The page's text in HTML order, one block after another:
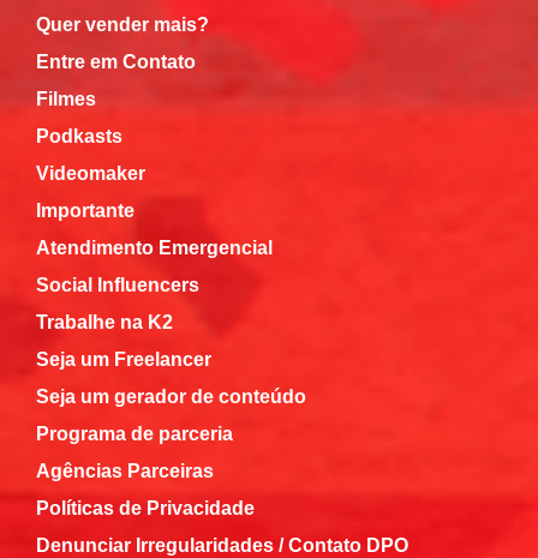
Quer vender mais?
Entre em Contato
Filmes
Podkasts
Videomaker
Importante
Atendimento Emergencial
Social Influencers
Trabalhe na K2
Seja um Freelancer
Seja um gerador de conteúdo
Programa de parceria
Agências Parceiras
Políticas de Privacidade
Denunciar Irregularidades / Contato DPO